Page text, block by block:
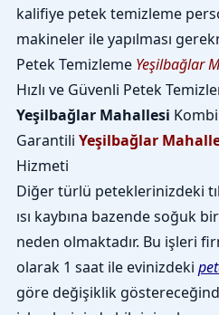
kalifiye petek temizleme
makineler ile yapılması
Petek Temizleme Yeşilbağlar
Hızlı ve Güvenli Petek
Yeşilbağlar Mahallesi
Garantili Yeşilbağlar
Hizmeti
Diğer türlü peteklerinizdeki
ısı kaybına bazende soğuk
neden olmaktadır. Bu işleri
olarak 1 saat ile evinizdeki
göre değişiklik